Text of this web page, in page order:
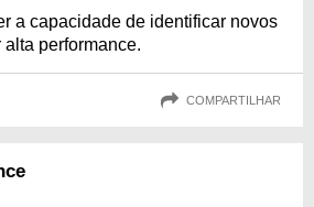
a capacidade de identificar novos
performance.
COMPARTILHAR